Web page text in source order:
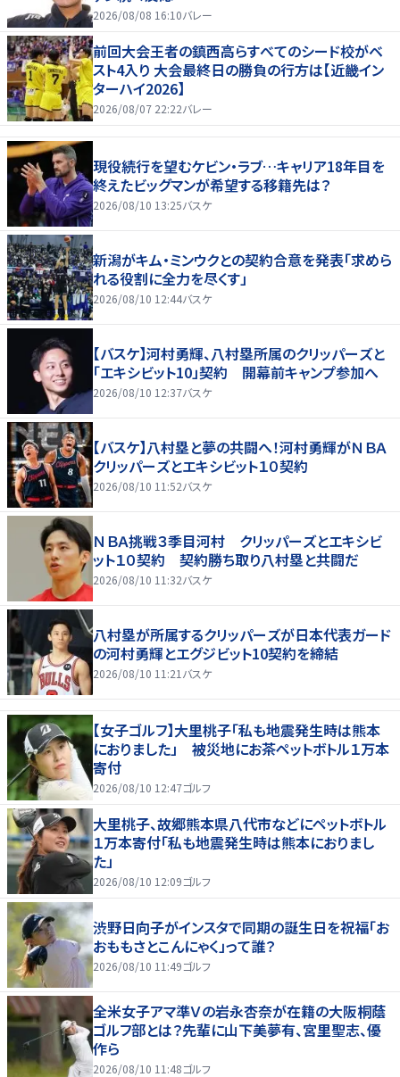
2026/08/08 16:10バレー
前回大会王者の鎮西高らすべてのシード校がベ
スト4入り 大会最終日の勝負の行方は【近畿イン
ターハイ2026】
2026/08/07 22:22バレー
現役続行を望むケビン・ラブ…キャリア18年目を
終えたビッグマンが希望する移籍先は？
2026/08/10 13:25バスケ
新潟がキム・ミンウクとの契約合意を発表「求めら
れる役割に全力を尽くす」
2026/08/10 12:44バスケ
【バスケ】河村勇輝、八村塁所属のクリッパーズと
「エキシビット10」契約 開幕前キャンプ参加へ
2026/08/10 12:37バスケ
【バスケ】八村塁と夢の共闘へ！河村勇輝がＮＢＡ
クリッパーズとエキシビット１０契約
2026/08/10 11:52バスケ
ＮＢＡ挑戦３季目河村 クリッパーズとエキシビ
ット１０契約 契約勝ち取り八村塁と共闘だ
2026/08/10 11:32バスケ
八村塁が所属するクリッパーズが日本代表ガード
の河村勇輝とエグジビット10契約を締結
2026/08/10 11:21 バスケ
【女子ゴルフ】大里桃子「私も地震発生時は熊本
におりました」 被災地にお茶ペットボトル１万本
寄付
2026/08/10 12:47ゴルフ
大里桃子、故郷熊本県八代市などにペットボトル
１万本寄付「私も地震発生時は熊本におりまし
た」
2026/08/10 12:09ゴルフ
渋野日向子がインスタで同期の誕生日を祝福「お
おももさとこんにゃく」って誰？
2026/08/10 11:49ゴルフ
全米女子アマ準Ｖの岩永杏奈が在籍の大阪桐蔭
ゴルフ部とは？先輩に山下美夢有、宮里聖志、優
作ら
2026/08/10 11:48ゴルフ